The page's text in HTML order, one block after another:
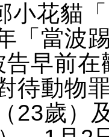
小花貓
「當波
早前在
待動物
23歲）